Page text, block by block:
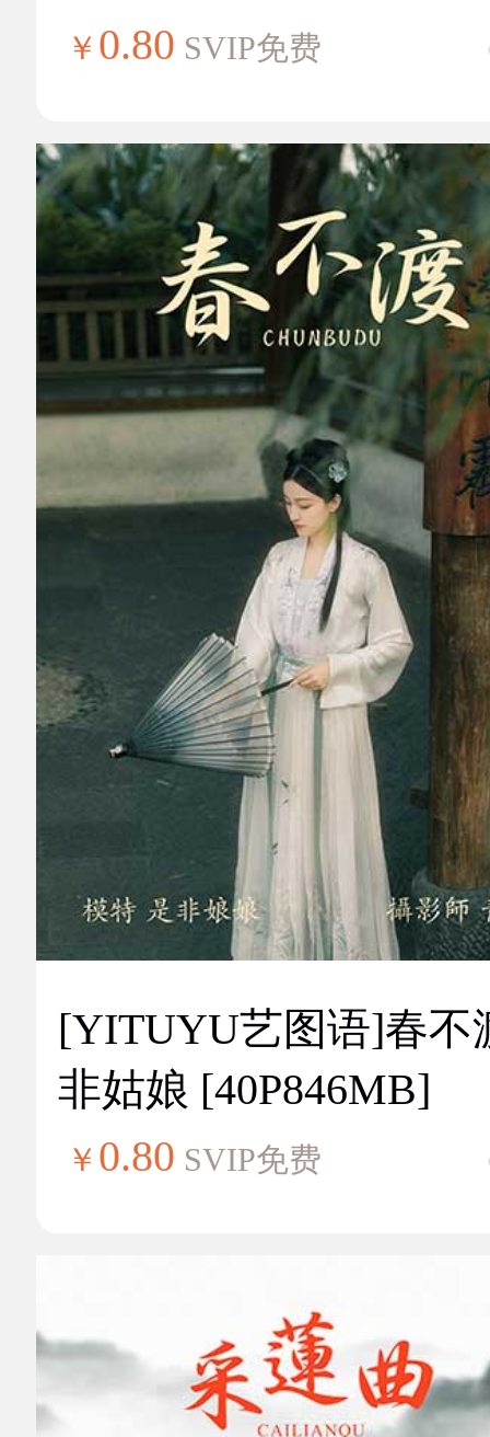
￥ 0.80 SVIP免费
[YITUYU艺图语]春不
非姑娘 [40P846MB]
￥ 0.80 SVIP免费